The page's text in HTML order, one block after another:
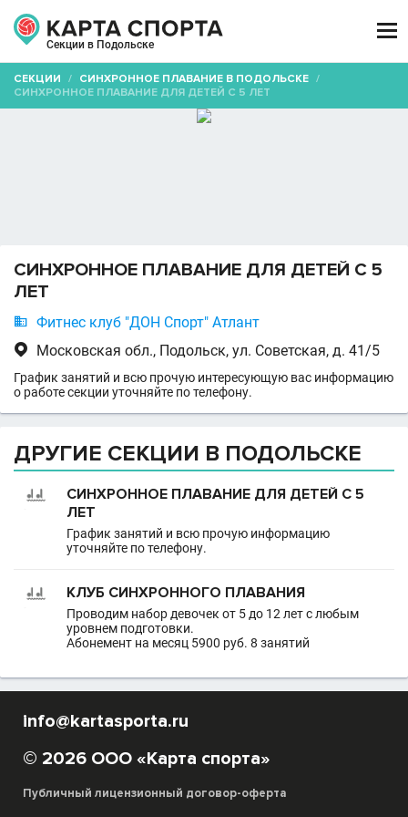
Секции в Подольске

СЕКЦИИ / СИНХРОННОЕ ПЛАВАНИЕ В ПОДОЛЬСКЕ /
СИНХРОННОЕ ПЛАВАНИЕ ДЛЯ ДЕТЕЙ С 5 ЛЕТ
СИНХРОННОЕ ПЛАВАНИЕ ДЛЯ ДЕТЕЙ С 5
ЛЕТ
 Фитнес клуб "ДОН Спорт" Атлант
 Московская обл., Подольск, ул. Советская, д. 41/5
График занятий и всю прочую интересующую вас информацию
о работе секции уточняйте по телефону.
ДРУГИЕ СЕКЦИИ В ПОДОЛЬСКЕ
СИНХРОННОЕ ПЛАВАНИЕ ДЛЯ ДЕТЕЙ С 5
ЛЕТ
График занятий и всю прочую информацию
уточняйте по телефону.
КЛУБ СИНХРОННОГО ПЛАВАНИЯ
Проводим набор девочек от 5 до 12 лет с любым
уровнем подготовки.
Абонемент на месяц 5900 руб. 8 занятий
info@kartasporta.ru
© 2026 ООО «Карта спорта»
Публичный лицензионный договор-оферта